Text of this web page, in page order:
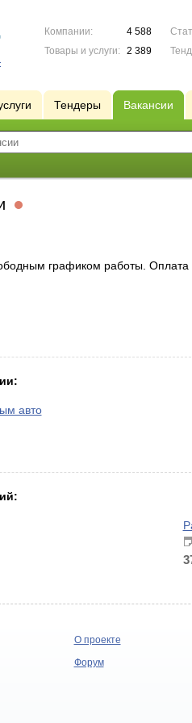
Компании:
4 588
Товары и услуги:
2 389
Тендеры Вакансии
графиком работы. Оплата
авто
О проекте
Форум